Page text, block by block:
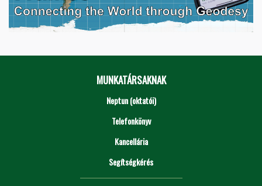
MUNKATÁRSAKNAK
Neptun (oktatói)
Telefonkönyv
Kancellária
Segítségkérés